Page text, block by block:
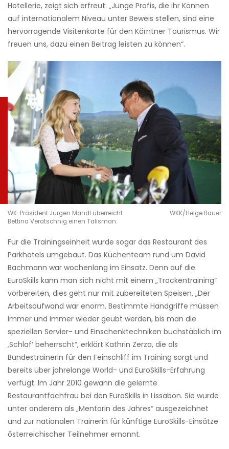
Hotellerie, zeigt sich erfreut: „Junge Profis, die ihr Können
auf internationalem Niveau unter Beweis stellen, sind eine
hervorragende Visitenkarte für den Kärntner Tourismus. Wir
freuen uns, dazu einen Beitrag leisten zu können“.
WK-Präsident Jürgen Mandl überreicht
Bettina Veratschnig einen Talisman.
WKK/Helge Bauer
Für die Trainingseinheit wurde sogar das Restaurant des
Parkhotels umgebaut. Das Küchenteam rund um David
Bachmann war wochenlang im Einsatz. Denn auf die
EuroSkills kann man sich nicht mit einem „Trockentraining“
vorbereiten, dies geht nur mit zubereiteten Speisen. „Der
Arbeitsaufwand war enorm. Bestimmte Handgriffe müssen
immer und immer wieder geübt werden, bis man die
speziellen Servier- und Einschenktechniken buchstäblich im
‚Schlaf‘ beherrscht“, erklärt Kathrin Zerza, die als
Bundestrainerin für den Feinschliff im Training sorgt und
bereits über jahrelange World- und EuroSkills-Erfahrung
verfügt. Im Jahr 2010 gewann die gelernte
Restaurantfachfrau bei den EuroSkills in Lissabon. Sie wurde
unter anderem als „Mentorin des Jahres“ ausgezeichnet
und zur nationalen Trainerin für künftige EuroSkills-Einsätze
österreichischer Teilnehmer ernannt.